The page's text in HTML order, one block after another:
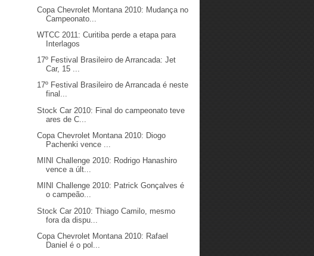
Copa Chevrolet Montana 2010: Mudança no
Campeonato...
WTCC 2011: Curitiba perde a etapa para
Interlagos
17º Festival Brasileiro de Arrancada: Jet
Car, 15 ...
17º Festival Brasileiro de Arrancada é neste
final...
Stock Car 2010: Final do campeonato teve
ares de C...
Copa Chevrolet Montana 2010: Diogo
Pachenki vence ...
MINI Challenge 2010: Rodrigo Hanashiro
vence a últ...
MINI Challenge 2010: Patrick Gonçalves é
o campeão...
Stock Car 2010: Thiago Camilo, mesmo
fora da dispu...
Copa Chevrolet Montana 2010: Rafael
Daniel é o pol...